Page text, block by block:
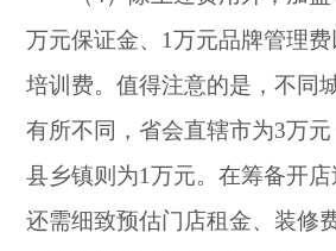
万元保证金、1万元品牌管理
培训费。值得注意的是，不同
有所不同，省会直辖市为3万元
县乡镇则为1万元。在筹备开
还需细致预估门店租金、装修